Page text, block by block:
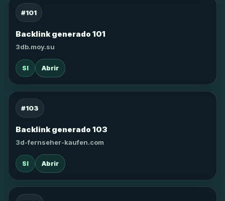
#101
Backlink generado 101
3db.moy.su
SI Abrir
#103
Backlink generado 103
3d-fernseher-kaufen.com
SI Abrir